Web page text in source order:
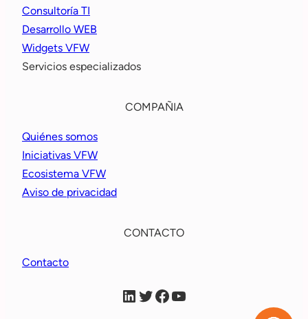
Consultoría TI
Desarrollo WEB
Widgets VFW
Servicios especializados
COMPAÑIA
Quiénes somos
Iniciativas VFW
Ecosistema VFW
Aviso de privacidad
CONTACTO
Contacto
VFW Linkein VFW X VFW Facebook VFW YouTube